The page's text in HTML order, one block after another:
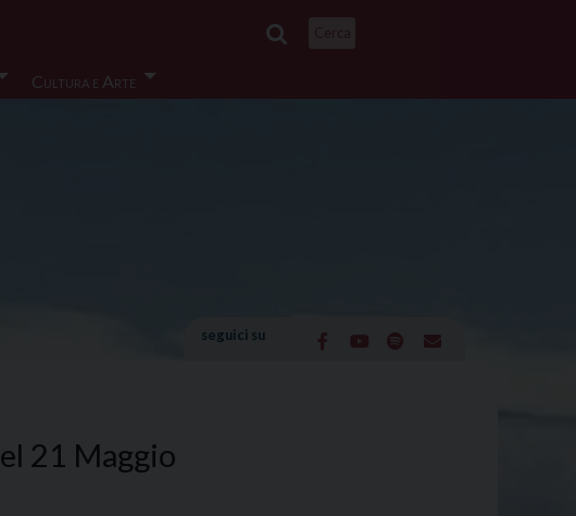
Cultura e Arte
seguici su
21 Maggio